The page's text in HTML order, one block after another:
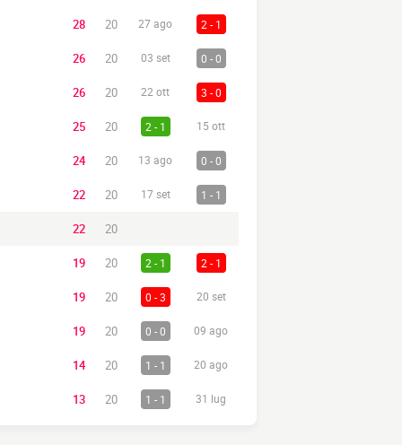
28 20 27 ago 2 - 1
26 20 03 set 0 - 0
26 20 22 ott 3 - 0
25 20 2 - 1 15 ott
24 20 13 ago 0 - 0
22 20 17 set 1 - 1
22 20
19 20 2 - 1 2 - 1
19 20 0 - 3 20 set
19 20 0 - 0 09 ago
14 20 1 - 1 20 ago
13 20 1 - 1 31 lug